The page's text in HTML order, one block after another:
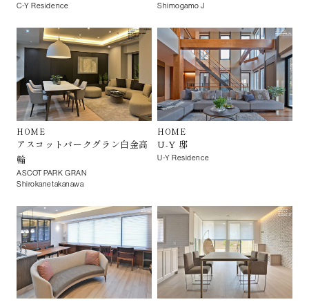
C-Y Residence Shimogamo J
HOME
アスコットパークグラン白金高
輪
ASCOT PARK GRAN
Shirokanetakanawa
HOME
U-Y 邸
U-Y Residence